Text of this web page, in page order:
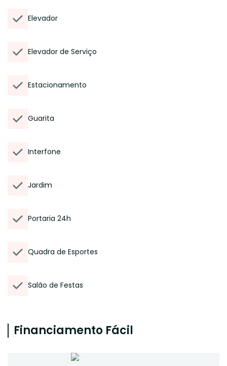
Elevador
Elevador de Serviço
Estacionamento
Guarita
Interfone
Jardim
Portaria 24h
Quadra de Esportes
Salão de Festas
Financiamento Fácil